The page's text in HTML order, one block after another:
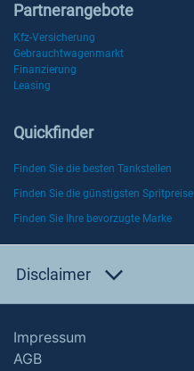
Partnerangebote
Kfz-Versicherung
Gebrauchtwagenmarkt
Finanzierung
Leasing
Quickfinder
Finden Sie die besten Tankstellen
Finden Sie die günstigsten Spritpreise
Finden Sie Ihre bevorzugte Marke
Disclaimer
Impressum
AGB